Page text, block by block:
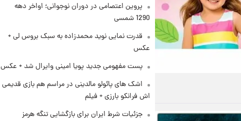
پروین اعتصامی در دوران نوجوانی؛ اواخر دهه
1290 شمسی
قدرت نمایی نوید محمدزاده به سبک بروس لی +
عکس
پست مفهومی جدید پویا امینی وایرال شد + عکس
اشک های پائولو مالدینی در مراسم هم بازی قدیمی
اش فرانکو بارزی + فیلم
جزئیات شرط ایران برای بازگشایی تنگه هرمز